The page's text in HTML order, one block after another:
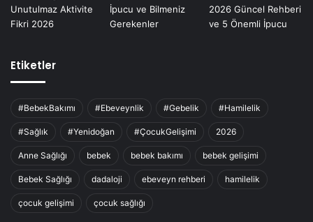
Etiketler
#BebekBakımı #Ebeveynlik #Gebelik #Hamilelik
#Sağlık #Yenidoğan #ÇocukGelişimi 2026
Anne Sağlığı bebek bebek bakımı bebek gelişimi
Bebek Sağlığı dadaloji ebeveyn rehberi hamilelik
çocuk gelişimi çocuk sağlığı